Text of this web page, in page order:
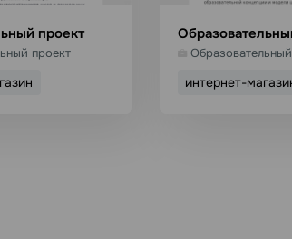
проект
проект
интернет-